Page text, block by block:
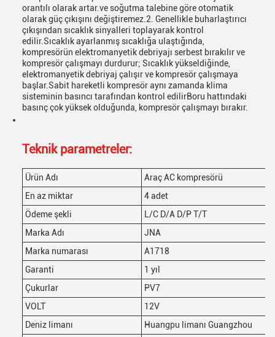
orantılı olarak artar.ve soğutma talebine göre otomatik
olarak güç çıkışını değiştiremez.2. Genellikle buharlaştırıcı
çıkışından sıcaklık sinyalleri toplayarak kontrol
edilir.Sıcaklık ayarlanmış sıcaklığa ulaştığında,
kompresörün elektromanyetik debriyajı serbest bırakılır ve
kompresör çalışmayı durdurur; Sıcaklık yükseldiğinde,
elektromanyetik debriyaj çalışır ve kompresör çalışmaya
başlar.Sabit hareketli kompresör aynı zamanda klima
sisteminin basıncı tarafından kontrol edilirBoru hattındaki
basınç çok yüksek olduğunda, kompresör çalışmayı bırakır.
Teknik parametreler:
Ürün Adı
Araç AC kompresörü
En az miktar
4 adet
Ödeme şekli
L/C D/A D/P T/T
Marka Adı
JNA
Marka numarası
A1718
Garanti
1 yıl
Çukurlar
PV7
VOLT
12V
Deniz limanı
Huangpu limanı Guangzhou